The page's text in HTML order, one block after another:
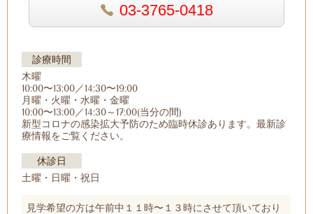
03-3765-0418
診療時間
木曜
10:00〜13:00／14:30〜19:00
月曜・火曜・水曜・金曜
10:00〜13:00／14:30～17:00(当分の間)
新型コロナの感染拡大予防のため臨時休診あります。最新診
療情報をご覧ください。
休診日
土曜・日曜・祝日
見学希望の方は午前中１１時〜１３時にさせて頂いており